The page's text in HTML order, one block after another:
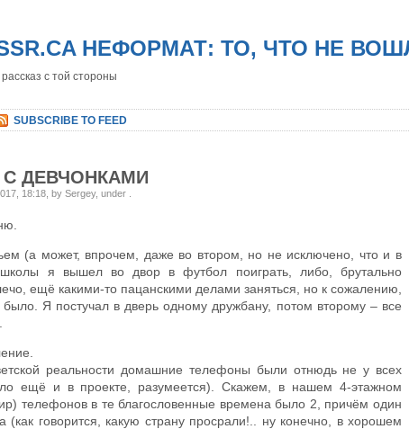
НЕФОРМАТ: ТО, ЧТО НЕ
с той стороны
SUBSCRIBE TO FEED
С ДЕВЧОНКАМИ
18:18, by Sergey, under
(а может, впрочем, даже во втором, но не исключено, что и в
школы я вышел во двор в футбол поиграть, либо, брутально
ещё какими-то пацанскими делами заняться, но к сожалению,
было. Я постучал в дверь одному дружбану, потом второму – все
реальности домашние телефоны были отнюдь не у всех
ещё и в проекте, разумеется). Скажем, в нашем 4-этажном
телефонов в те благословенные времена было 2, причём один
(как говорится, какую страну просрали!.. ну конечно, в хорошем